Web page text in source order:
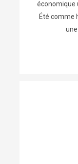
économique
Été comme